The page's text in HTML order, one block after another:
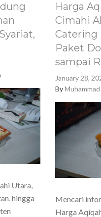
Utara,
hingga
Harga
Cimahi
Catering
Paket
sampai
January 28,
By
Mencari
Harga